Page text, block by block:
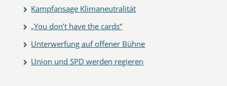
Kampfansage Klimaneutralität
„You don’t have the cards“
Unterwerfung auf offener Bühne
Union und SPD werden regieren